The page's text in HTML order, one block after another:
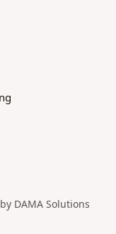
DAMA Solutions